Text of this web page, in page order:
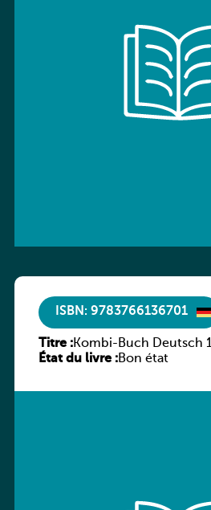
ISBN: 9783766136701
Titre :Kombi-Buch Deutsch
Sprachbuch
État du livre :Bon état